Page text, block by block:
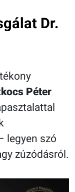
Dr.
Péter
legyen szó
zúzódásról.